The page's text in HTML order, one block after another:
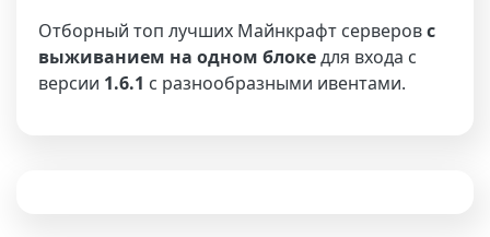
Отборный топ лучших Майнкрафт серверовс
выживанием на одном блокедля входа с
версии 1.6.1 с разнообразными ивентами.